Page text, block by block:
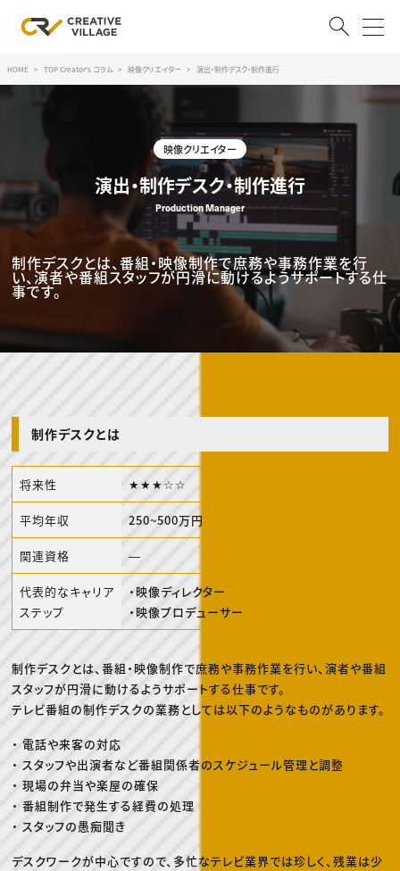
RECRUIT
クリエイター求人を探す
CREATIVE JOB求人検索
特集求人
採用説明会
転職支援サービス
CONTENTS
スキルアップしたい！
スキルアップしたい！ トップ
デザイン
プログラミング
編集・ライティング
マーケティング
ディレクション
業界解説・キャリア事情
お役立ち基礎知識
TOP Creator’s コラム
TOP Creator’s コラム トップ
アプリクリエイター
映像クリエイター
マーケッター
クリエイターインタビュー
C＆R Magazine
セミナー
ニュース・トレンド
ニュース・トレンド トップ
Web
映像
ゲーム・エンタメ
広告
出版
CREATIVE VILLAGEからのお知らせ
プロフェッショナル×つながる×メディア
HOME TOP Creator's コラム 映像クリエイター 演出・制作デスク・制作進行
映像クリエイター
演出・制作デスク・制作進行
Production Manager
制作デスクとは、番組・映像制作で庶務や事務作業を行
い、演者や番組スタッフが円滑に動けるようサポートする仕
事です。
制作デスクとは
将来性 ★★★☆☆
平均年収 250~500万円
関連資格 ―
代表的なキャリア
ステップ
・映像ディレクター
・映像プロデューサー
制作デスクとは、番組・映像制作で庶務や事務作業を行い、演者や番組
スタッフが円滑に動けるようサポートする仕事です。
テレビ番組の制作デスクの業務としては以下のようなものがあります。
・ 電話や来客の対応
・ スタッフや出演者など番組関係者のスケジュール管理と調整
・ 現場の弁当や楽屋の確保
・ 番組制作で発生する経費の処理
・ スタッフの愚痴聞き
デスクワークが中心ですので、多忙なテレビ業界では珍しく、残業は少